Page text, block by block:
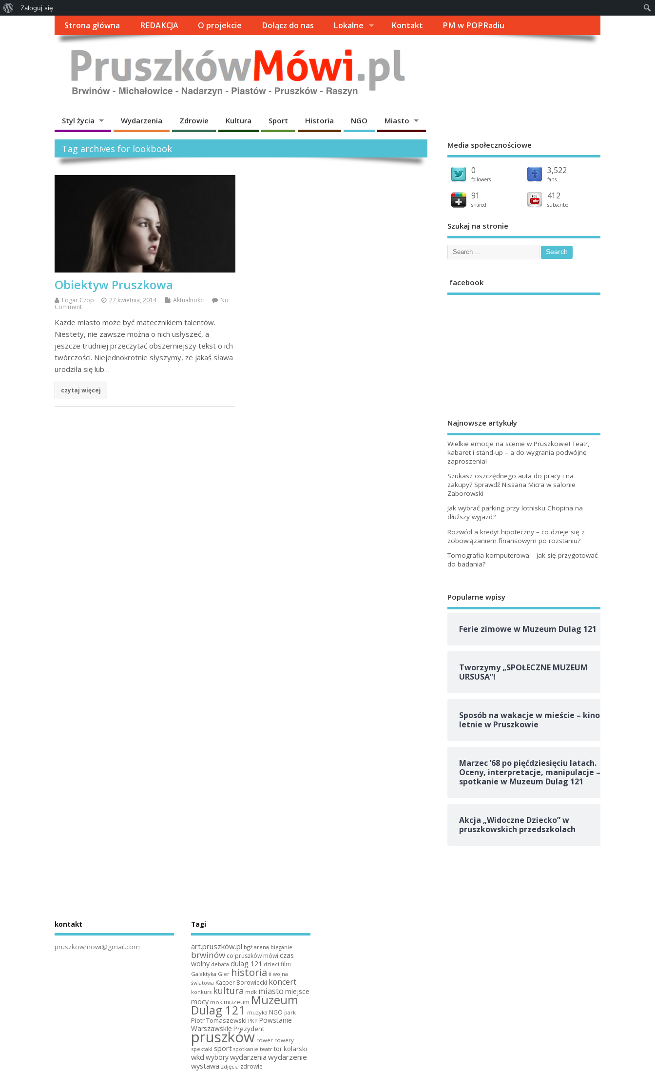
Strona główna REDAKCJA O projekcie Dołącz do nas Lokalne Kontakt PM w POPRadiu
Styl życia Wydarzenia Zdrowie Kultura Sport Historia NGO Miasto
Tag archives for lookbook
Obiektyw Pruszkowa
Edgar Czop 27 kwietnia, 2014 Aktualności
No
Comment
Każde miasto może być matecznikiem talentów.
Niestety, nie zawsze można o nich usłyszeć, a
jeszcze trudniej przeczytać obszerniejszy tekst o ich
twórczości. Niejednokrotnie słyszymy, że jakaś sława
urodziła się lub…
czytaj więcej
Media społecznościowe
0
followers
3,522
fans
91
shared
412
subscribe
Szukaj na stronie
facebook
Najnowsze artykuły
Wielkie emocje na scenie w Pruszkowie! Teatr,
kabaret i stand-up – a do wygrania podwójne
zaproszenia!
Szukasz oszczędnego auta do pracy i na
zakupy? Sprawdź Nissana Micra w salonie
Zaborowski
Jak wybrać parking przy lotnisku Chopina na
dłuższy wyjazd?
Rozwód a kredyt hipoteczny – co dzieje się z
zobowiązaniem finansowym po rozstaniu?
Tomografia komputerowa – jak się przygotować
do badania?
Popularne wpisy
Ferie zimowe w Muzeum Dulag 121
Tworzymy „SPOŁECZNE MUZEUM
URSUSA”!
Sposób na wakacje w mieście – kino
letnie w Pruszkowie
Marzec ’68 po pięćdziesięciu latach.
Oceny, interpretacje, manipulacje –
spotkanie w Muzeum Dulag 121
Akcja „Widoczne Dziecko” w
pruszkowskich przedszkolach
kontakt
pruszkowmowi@gmail.com
Tagi
art.pruszków.pl bgż arena bieganie
brwinów co pruszków mówi czas
wolny debata dulag 121 dzieci film
Galaktyka Gier historia ii wojna
światowa Kacper Borowiecki koncert
konkurs kultura mdk miasto miejsce
mocy mok muzeum Muzeum
Dulag 121 muzyka NGO park
Piotr Tomaszewski PKP Powstanie
Warszawskie Prezydent
pruszków rower rowery
spektakl sport spotkanie teatr tor kolarski
wkd wyborywydarzenia wydarzenie
wystawa zdjęcia zdrowie
Zaloguj się